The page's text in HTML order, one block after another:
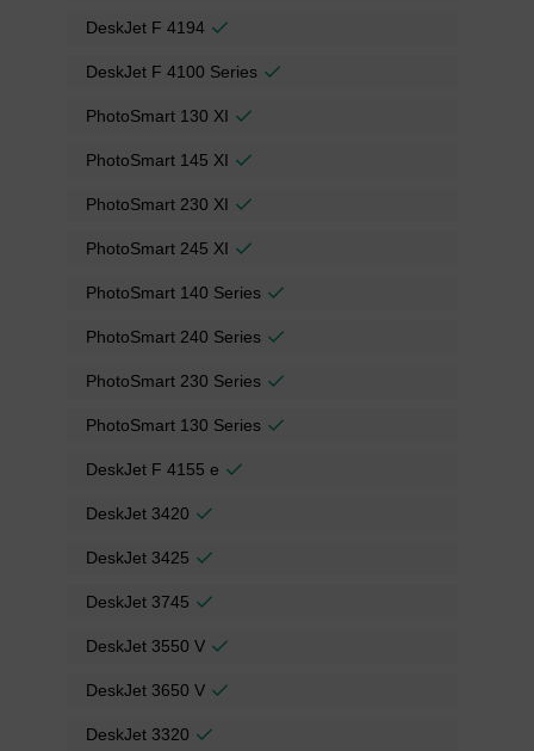
DeskJet F 4194
DeskJet F 4100 Series
PhotoSmart 130 XI
PhotoSmart 145 XI
PhotoSmart 230 XI
PhotoSmart 245 XI
PhotoSmart 140 Series
PhotoSmart 240 Series
PhotoSmart 230 Series
PhotoSmart 130 Series
DeskJet F 4155 e
DeskJet 3420
DeskJet 3425
DeskJet 3745
DeskJet 3550 V
DeskJet 3650 V
DeskJet 3320